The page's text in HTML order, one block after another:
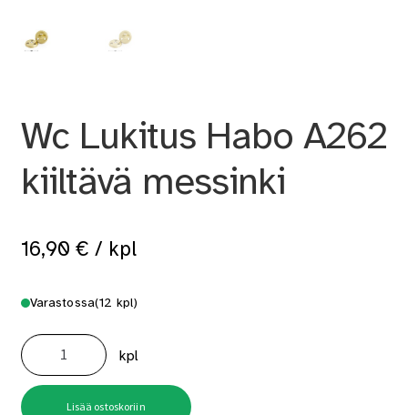
Wc Lukitus Habo A262
kiiltävä messinki
16,90 € / kpl
Varastossa(12 kpl)
Wc
Lukitus
Habo
A262
kiiltävä
messinki
määrä
kpl
Lisää ostoskoriin